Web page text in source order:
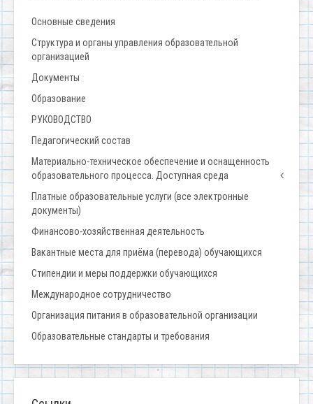
Основные сведения
Структура и органы управления образовательной
организацией
Документы
Образование
РУКОВОДСТВО
Педагогический состав
Материально-техническое обеспечение и оснащенность
образовательного процесса. Доступная среда
Платные образовательные услуги (все электронные
документы)
Финансово-хозяйственная деятельность
Вакантные места для приёма (перевода) обучающихся
Стипендии и меры поддержки обучающихся
Международное сотрудничество
Организация питания в образовательной организации
Образовательные стандарты и требования